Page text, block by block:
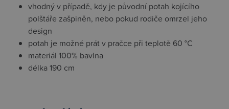
vhodný v případě, kdy je původní potah kojícího
polštáře zašpiněn, nebo pokud rodiče omrzel jeho
design
potah je možné prát v pračce při teplotě 60 °C
materiál 100% bavlna
délka 190 cm